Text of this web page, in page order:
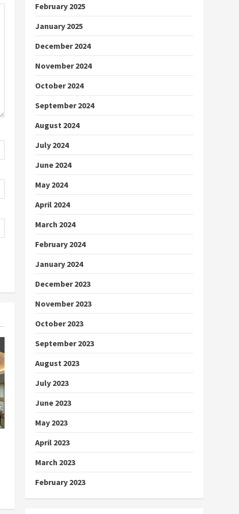
February 2025
January 2025
December 2024
November 2024
October 2024
September 2024
August 2024
July 2024
June 2024
May 2024
April 2024
March 2024
February 2024
January 2024
December 2023
November 2023
October 2023
September 2023
August 2023
July 2023
June 2023
May 2023
April 2023
March 2023
February 2023